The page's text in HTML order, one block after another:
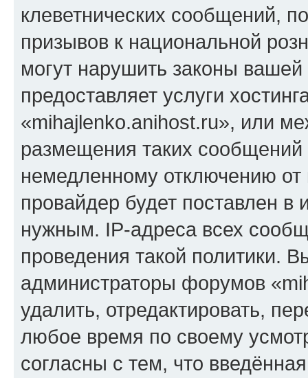
клеветнических сообщений,
призывов к национальной
могут нарушить законы
предоставляет услуги
«mihajlenko.anihost.ru», или
размещения таких
немедленному отключению
провайдер будет поставлен в
нужным. IP-адреса всех
проведения такой политики.
администраторы форумов
удалить, отредактировать,
любое время по своему
согласны с тем, что